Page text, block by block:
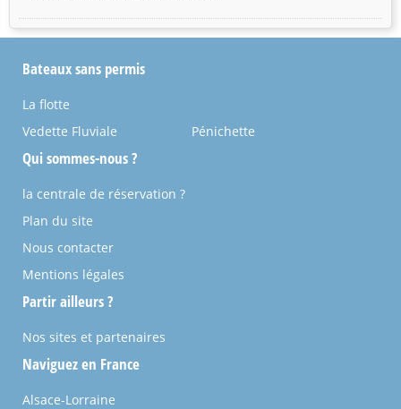
Bateaux sans permis
La flotte
Vedette Fluviale
Pénichette
Qui sommes-nous ?
la centrale de réservation ?
Plan du site
Nous contacter
Mentions légales
Partir ailleurs ?
Nos sites et partenaires
Naviguez en France
Alsace-Lorraine